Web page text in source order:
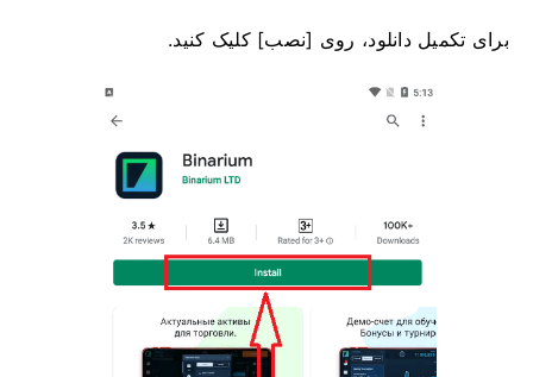
برای تکمیل دانلود، روی [نصب] کلیک کنید.